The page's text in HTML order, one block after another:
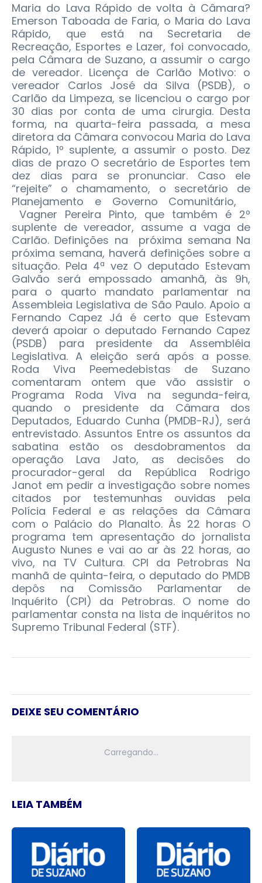
Maria do Lava Rápido de volta à Câmara?
Emerson Taboada de Faria, o Maria do Lava
Rápido, que está na Secretaria de
Recreação, Esportes e Lazer, foi convocado,
pela Câmara de Suzano, a assumir o cargo
de vereador. Licença de Carlão Motivo: o
vereador Carlos José da Silva (PSDB), o
Carlão da Limpeza, se licenciou o cargo por
30 dias por conta de uma cirurgia. Desta
forma, na quarta-feira passada, a mesa
diretora da Câmara convocou Maria do Lava
Rápido, 1º suplente, a assumir o posto. Dez
dias de prazo O secretário de Esportes tem
dez dias para se pronunciar. Caso ele
“rejeite” o chamamento, o secretário de
Planejamento e Governo Comunitário,
Vagner Pereira Pinto, que também é 2º
suplente de vereador, assume a vaga de
Carlão. Definições na próxima semana Na
próxima semana, haverá definições sobre a
situação. Pela 4ª vez O deputado Estevam
Galvão será empossado amanhã, às 9h,
para o quarto mandato parlamentar na
Assembleia Legislativa de São Paulo. Apoio a
Fernando Capez Já é certo que Estevam
deverá apoiar o deputado Fernando Capez
(PSDB) para presidente da Assembléia
Legislativa. A eleição será após a posse.
Roda Viva Peemedebistas de Suzano
comentaram ontem que vão assistir o
Programa Roda Viva na segunda-feira,
quando o presidente da Câmara dos
Deputados, Eduardo Cunha (PMDB-RJ), será
entrevistado. Assuntos Entre os assuntos da
sabatina estão os desdobramentos da
operação Lava Jato, as decisões do
procurador-geral da República Rodrigo
Janot em pedir a investigação sobre nomes
citados por testemunhas ouvidas pela
Polícia Federal e as relações da Câmara
com o Palácio do Planalto. Às 22 horas O
programa tem apresentação do jornalista
Augusto Nunes e vai ao ar às 22 horas, ao
vivo, na TV Cultura. CPI da Petrobras Na
manhã de quinta-feira, o deputado do PMDB
depôs na Comissão Parlamentar de
Inquérito (CPI) da Petrobras. O nome do
parlamentar consta na lista de inquéritos no
Supremo Tribunal Federal (STF).
DEIXE SEU COMENTÁRIO
LEIA TAMBÉM